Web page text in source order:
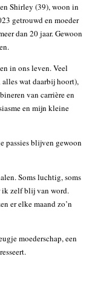
Shirley (39), woon in
getrouwd en moeder
dan 20 jaar. Gewoon
in ons leven. Veel
wat daarbij hoort),
van carrière en
en mijn kleine
passies blijven gewoon
Soms luchtig, soms
ik zelf blij van word.
er elke maand zo’n
moederschap, een